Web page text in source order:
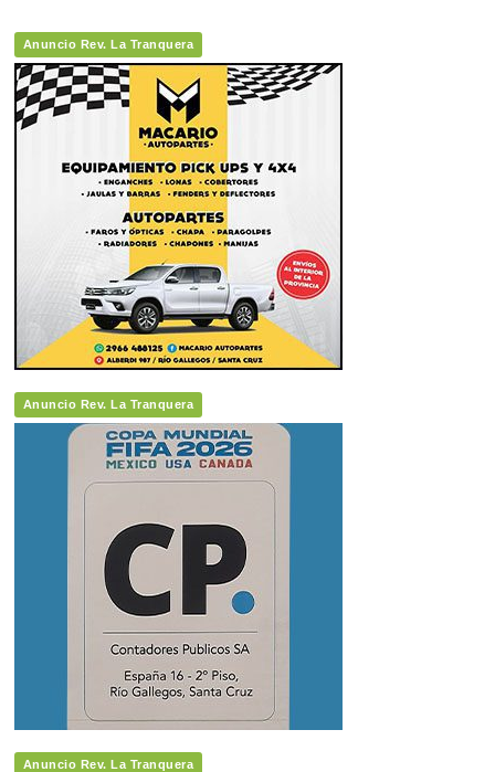
Anuncio Rev. La Tranquera
Anuncio Rev. La Tranquera
Anuncio Rev. La Tranquera